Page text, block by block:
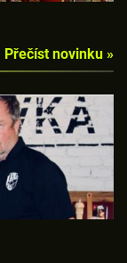
Přečíst novinku »